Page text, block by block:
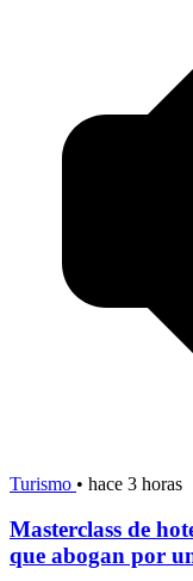
Turismo • hace 3 horas
Masterclass de
que abogan por